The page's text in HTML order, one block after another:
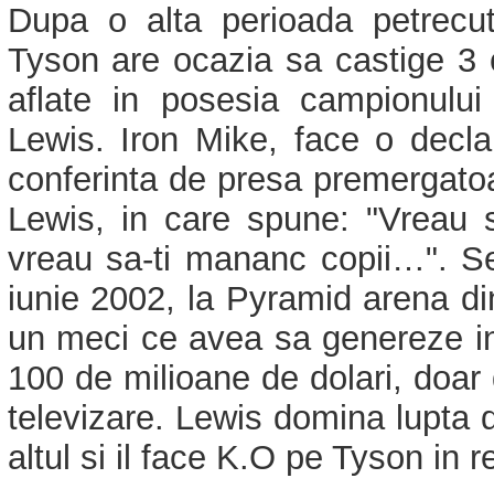
Dupa o alta perioada
Tyson are ocazia sa castige 3
aflate in posesia
Lewis. Iron Mike, face o
conferinta de presa
Lewis, in care spune: "Vreau
vreau sa-ti mananc copii…".
iunie 2002, la Pyramid arena
un meci ce avea sa genereze
100 de milioane de dolari,
televizare. Lewis domina lupta
altul si il face K.O pe Tyson in